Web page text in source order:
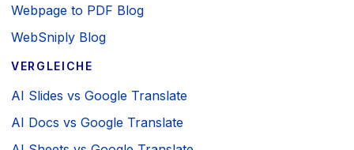
Webpage to PDF Blog
WebSniply Blog
VERGLEICHE
AI Slides vs Google Translate
AI Docs vs Google Translate